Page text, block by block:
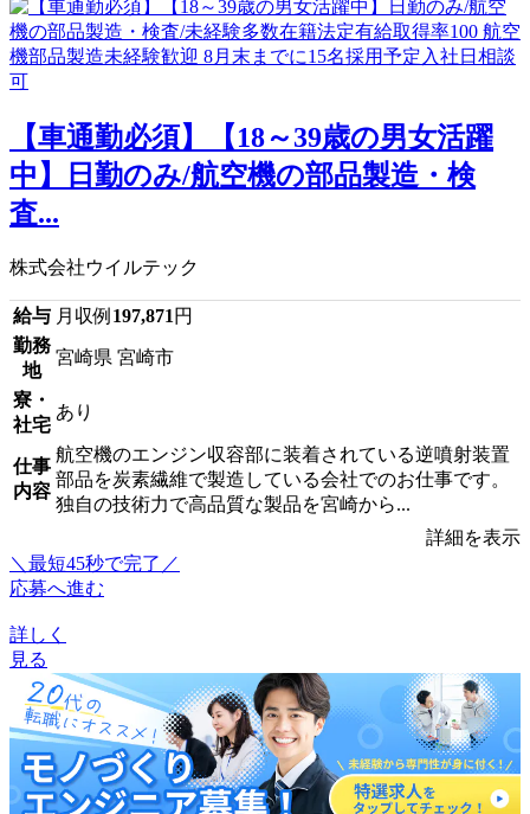
【車通勤必須】【18～39歳の男女活躍
中】日勤のみ/航空機の部品製造・検
査...
株式会社ウイルテック
給与 月収例 197,871 円
勤務
地
宮崎県 宮崎市
寮・
社宅
あり
仕事
内容
航空機のエンジン収容部に装着されている逆噴射装置
部品を炭素繊維で製造している会社でのお仕事です。
独自の技術力で高品質な製品を宮崎から...
詳細を表示
＼最短45秒で完了／
応募へ進む
詳しく
見る